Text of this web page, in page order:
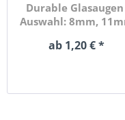
Durable
Auswahl: 8mm,
ab 1,20 € *